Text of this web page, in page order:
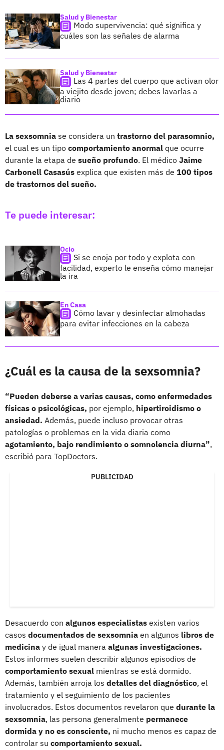
Salud y Bienestar
Modo supervivencia: qué significa y
cuáles son las señales de alarma
Salud y Bienestar
Las 4 partes del cuerpo que activan olor
a viejito desde joven; debes lavarlas a
diario
La sexsomnia se considera un trastorno del parasomnio,
el cual es un tipo comportamiento anormal que ocurre
durante la etapa de sueño profundo. El médico Jaime
Carbonell Casasús explica que existen más de 100 tipos
de trastornos del sueño.
Te puede interesar:
Ocio
Si se enoja por todo y explota con
facilidad, experto le enseña cómo manejar
la ira
En Casa
Cómo lavar y desinfectar almohadas
para evitar infecciones en la cabeza
¿Cuál es la causa de la sexsomnia?
“Pueden deberse a varias causas, como enfermedades
físicas o psicológicas, por ejemplo, hipertiroidismo o
ansiedad. Además, puede incluso provocar otras
patologías o problemas en la vida diaria como
agotamiento, bajo rendimiento o somnolencia diurna”,
escribió para TopDoctors.
PUBLICIDAD
Desacuerdo con algunos especialistas existen varios
casos documentados de sexsomnia en algunos libros de
medicina y de igual manera algunas investigaciones.
Estos informes suelen describir algunos episodios de
comportamiento sexual mientras se está dormido.
Además, también arroja los detalles del diagnóstico, el
tratamiento y el seguimiento de los pacientes
involucrados. Estos documentos revelaron que durante la
sexsomnia, las persona generalmente permanece
dormida y no es consciente, ni mucho menos es capaz de
controlar su comportamiento sexual.